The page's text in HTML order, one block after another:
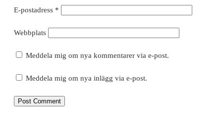
E-postadress *
Webbplats
Meddela mig om nya kommentarer via e-post.
Meddela mig om nya inlägg via e-post.